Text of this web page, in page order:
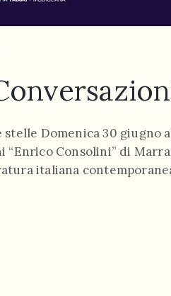
Domenica 30 giugno
Consolini” di
italiana